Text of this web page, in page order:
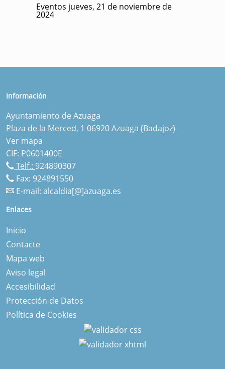
Eventos jueves, 21 de noviembre de
2024
Información
Ayuntamiento de Azuaga
Plaza de la Merced, 1 06920 Azuaga (Badajoz)
Ver mapa
CIF: P0601400E
Telf.: 924890307
Fax: 924891550
E-mail: alcaldia[@]azuaga.es
Enlaces
Inicio
Contacte
Mapa web
Aviso legal
Accesibilidad
Protección de Datos
Política de Cookies